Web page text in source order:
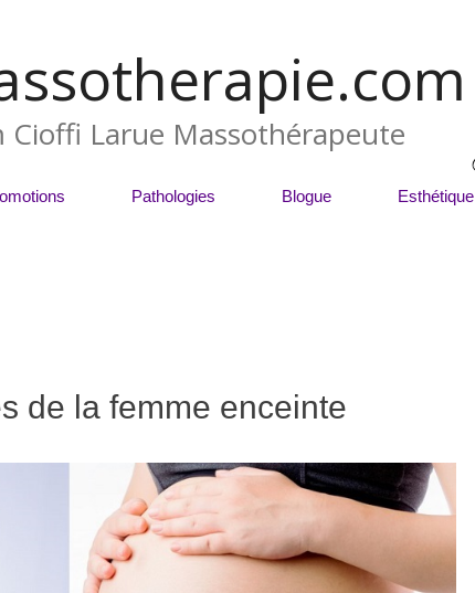
Cioffi Larue Massothérapeute
Pathologies Blogue Esthétique
de la femme enceinte